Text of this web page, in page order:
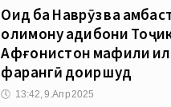
Оид ба Наврӯз ва
олимону адибони
Афғонистон маҳфили
фарҳангӣ доир шуд
🕔 13:42, 9.Апр 2025